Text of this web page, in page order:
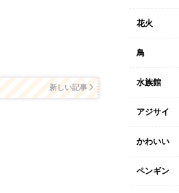
新しい記事
花火
鳥
水族館
アジサイ
かわいい
ペンギン